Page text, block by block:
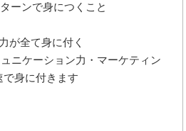
ーンで身につくこと
が全て身に付く
ケーション力・マーケティン
身に付きます